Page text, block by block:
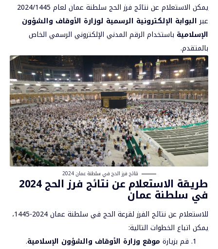
يمكن الاستعلام عن نتائج فرز الحج سلطنة عمان لعام 2024/1445
عبرالبوابة الإلكترونية الرسمية لوزارة الأوقاف والشؤون
الإسلامية باستخدام الرقم المدني الإلكتروني الرسمي الخاص
بالمتقدم.
نتائج فرز الحج في سلطنة عمان 2024
طريقة الاستعلام عن نتائج فرز الحج 2024
في سلطنة عمان
للاستعلام عن نتائج الفرز لقرعة الحج في سلطنة عمان 2024-1445،
يمكن اتباع الخطوات التالية:
قم بزيارة موقع وزارة الأوقاف والشؤون الإسلامية.